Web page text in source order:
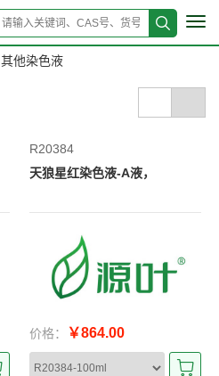
其他染色液
R20384
天狼星红染色液-A液，
价格： ￥864.00